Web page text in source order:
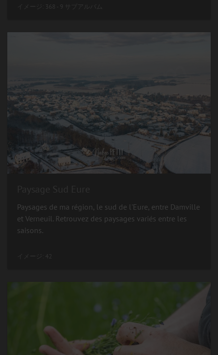
イメージ: 368 - 9 サブアルバム
Paysages de ma région, le sud de l'Eure, entre Damville
et Verneuil. Retrouvez des paysages variés entre les
saisons.
イメージ: 42